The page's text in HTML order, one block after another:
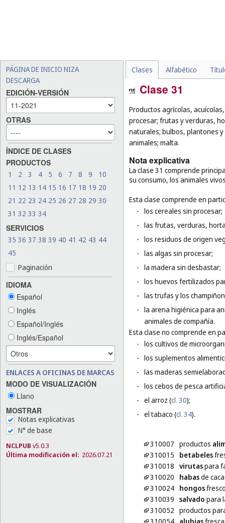
PÁGINA DE INICIO NIZA
DESCARGA
EDICIÓN-VERSIÓN
OTRAS
ÍNDICE DE CLASES
PRODUCTOS
1 2 3 4 5 6 7 8 9
10
11 12 13 14 15 16 17 18 19 20
21 22 23 24 25 26 27 28 29 30
31 32 33 34
SERVICIOS
35 36 37 38 39 40 41 42 43 44
45
Paginación
IDIOMA
Español
Inglés
Español/Inglés
Inglés/Español
ENLACES A OFICINAS DE MARCAS
MODO DE VISUALIZACIÓN
Llano
MOSTRAR
Notas explicativas
N° de base
NCLPUB v5.0.3
Última modificación el: 2026.07.21
Clases Alfabético
Clase 31
Productos agrícolas,
procesar; frutas y verduras,
naturales; bulbos, plantones
animales; malta.
Nota explicativa
La clase 31 comprende
su consumo, los animales
Esta clase comprende en
- los cereales sin procesar;
- las frutas, verduras,
- los residuos de origen
- las algas sin procesar;
- la madera sin desbastar;
- los huevos fertilizados
- las trufas y los
- la arena higiénica para
animales de compañía.
Esta clase no comprende en
- los cultivos de
- los suplementos
- las maderas
- los cebos de pesca
- el arroz (cl. 30);
- el tabaco (cl. 34).
310007 productos
310015
betabeles
310018 virutaspara
310020
habasde
310024 hongos
310039 salvado para
310052 productos